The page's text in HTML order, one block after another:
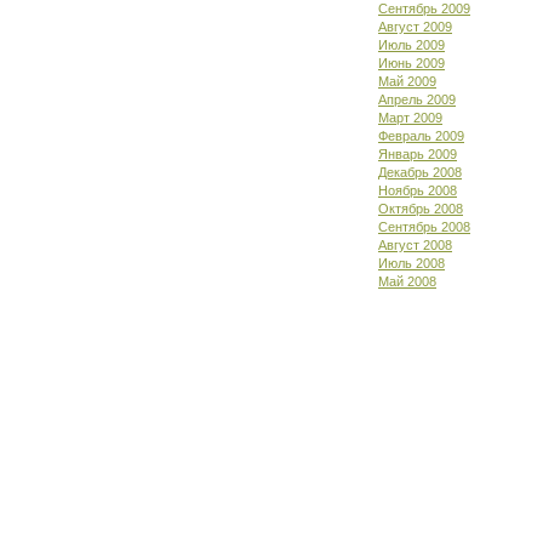
Сентябрь 2009
Август 2009
Июль 2009
Июнь 2009
Май 2009
Апрель 2009
Март 2009
Февраль 2009
Январь 2009
Декабрь 2008
Ноябрь 2008
Октябрь 2008
Сентябрь 2008
Август 2008
Июль 2008
Май 2008